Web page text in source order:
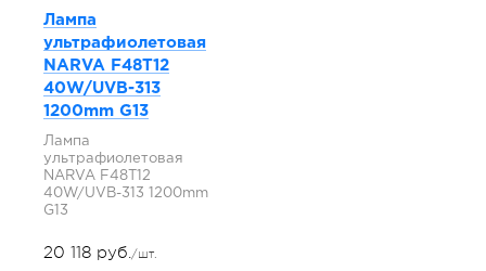
Лампа
ультрафиолетовая
NARVA F48T12
40W/UVB-313
1200mm G13
Лампа
ультрафиолетовая
NARVA F48T12
40W/UVB-313 1200mm
G13
20 118 руб./шт.